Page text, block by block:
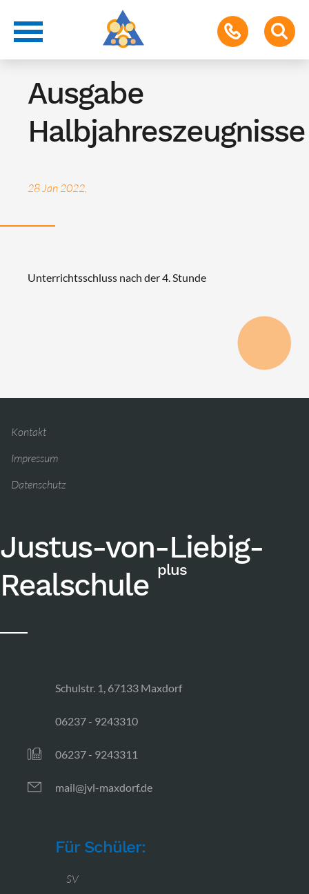
Termin für Schüler & Eltern
Ausgabe
Halbjahreszeugnisse
28 Jan 2022,
Unterrichtsschluss nach der 4. Stunde
Kontakt
Impressum
Datenschutz
Justus-von-Liebig-
Realschule plus
Schulstr. 1, 67133 Maxdorf
06237 - 9243310
06237 - 9243311
mail@jvl-maxdorf.de
Für Schüler:
SV